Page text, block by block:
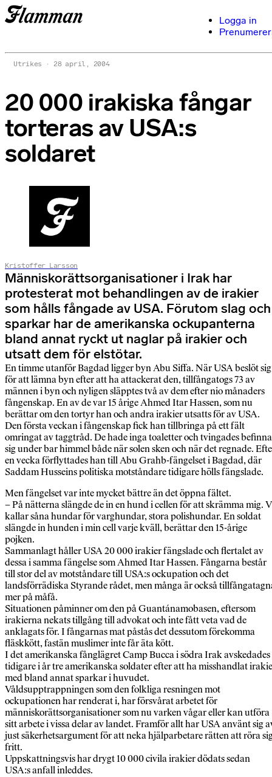
Logga in
Utrikes 28 april, 2004
20 000 irakiska fångar
torteras av USA:s
soldaret
Kristoffer Larsson
Människorättsorganisationer i Irak har
protesterat mot behandlingen av de irakier
som hålls fångade av USA. Förutom slag och
sparkar har de amerikanska ockupanterna
bland annat ryckt ut naglar på irakier och
utsatt dem för elstötar.
En timme utanför Bagdad ligger byn Abu Siffa. När USA beslöt sig
för att lämna byn efter att ha attackerat den, tillfångatogs 73 av
männen i byn och nyligen släpptes två av dem efter nio månaders
fångenskap. En av de var 15 årige Ahmed Itar Hassen, som nu
berättar om den tortyr han och andra irakier utsatts för av USA.
Den första veckan i fångenskap fick han tillbringa på ett fält
omringat av taggtråd. De hade inga toaletter och tvingades befinna
sig under bar himmel både när solen sken och när det regnade.
en vecka förflyttades han till Abu Grahb-fängelset i Bagdad, där
Saddam Husseins politiska motståndare tidigare hölls fängslade.
Men fängelset var inte mycket bättre än det öppna fältet.
– På nätterna slängde de in en hund i cellen för att skrämma mig.
kallar såna hundar för varghundar, stora polishundar. En soldat
slängde in hunden i min cell varje kväll, berättar den 15-årige
pojken.
Sammanlagt håller USA 20 000 irakier fängslade och flertalet av
dessa i samma fängelse som Ahmed Itar Hassen. Fångarna består
till stor del av motståndare till USA:s ockupation och det
landsförrädiska Styrande rådet, men många är också
mer på måfå.
Situationen påminner om den på Guantánamobasen, eftersom
irakierna nekats tillgång till advokat och inte fått veta vad de
anklagats för. I fångarnas mat påstås det dessutom förekomma
fläskkött, fastän muslimer inte får äta kött.
I det amerikanska fånglägret Camp Bucca i södra Irak avskedades
tidigare i år tre amerikanska soldater efter att ha misshandlat
med bland annat sparkar i huvudet.
Våldsupptrappningen som den folkliga resningen mot
ockupationen har renderat i, har försvårat arbetet för
människorättsorganisationer som nu varken vågar eller kan utföra
sitt arbete i vissa delar av landet. Framför allt har USA använt sig
just säkerhetsargument för att neka hjälparbetare rätten att röra
fritt.
Uppskattningsvis har drygt 10 000 civila irakier dödats sedan
USA:s anfall inleddes.